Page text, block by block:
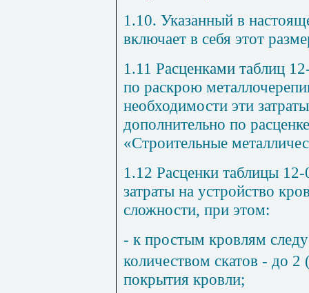
1.10. Указанный в
включает в себя этот
1.11 Расценками таблиц
по раскрою
необходимости эти
дополнительно по
«Строительные
1.12 Расценки таблицы
затраты на устройство
сложности, при этом:
- к простым кровлям
количеством скатов - до 2
покрытия кровли;